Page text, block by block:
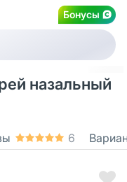
Бонусы
назальный
6